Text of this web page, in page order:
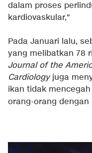
dalam proses
kardiovaskular,"
Pada Januari lalu,
yang melibatkan 78
Journal of the
Cardiologyjuga
ikan tidak
orang-orang dengan